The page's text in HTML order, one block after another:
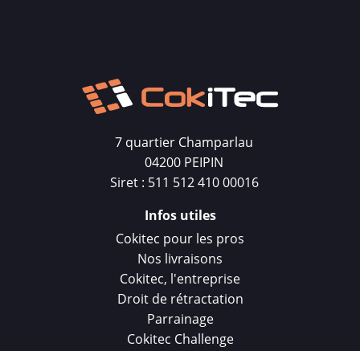
7 quartier Champarlau
04200 PEIPIN
Siret : 511 512 410 00016
Infos utiles
Cokitec pour les pros
Nos livraisons
Cokitec, l'entreprise
Droit de rétractation
Parrainage
Cokitec Challenge